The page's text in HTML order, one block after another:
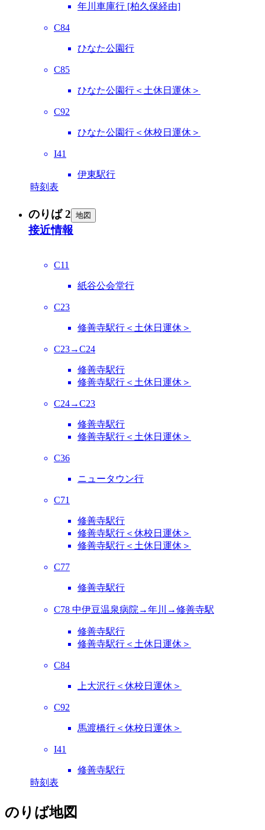
年川車庫行 [柏久保経由]
C84
ひなた公園行
C85
ひなた公園行＜土休日運休＞
C92
ひなた公園行＜休校日運休＞
I41
伊東駅行
時刻表
のりば 2 地図
接近情報
C11
紙谷公会堂行
C23
修善寺駅行＜土休日運休＞
C23→C24
修善寺駅行
修善寺駅行＜土休日運休＞
C24→C23
修善寺駅行
修善寺駅行＜土休日運休＞
C36
ニュータウン行
C71
修善寺駅行
修善寺駅行＜休校日運休＞
修善寺駅行＜土休日運休＞
C77
修善寺駅行
C78 中伊豆温泉病院→年川→修善寺駅
修善寺駅行
修善寺駅行＜土休日運休＞
C84
上大沢行＜休校日運休＞
C92
馬渡橋行＜休校日運休＞
I41
修善寺駅行
時刻表
のりば地図